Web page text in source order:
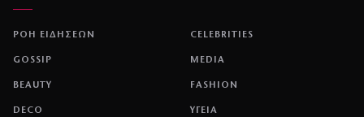
ΡΟΗ ΕΙΔΗΣΕΩΝ CELEBRITIES
GOSSIP MEDIA
BEAUTY FASHION
DECO ΥΓΕΙΑ